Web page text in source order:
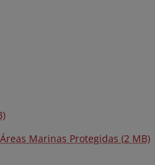
Marinas Protegidas (2 MB)